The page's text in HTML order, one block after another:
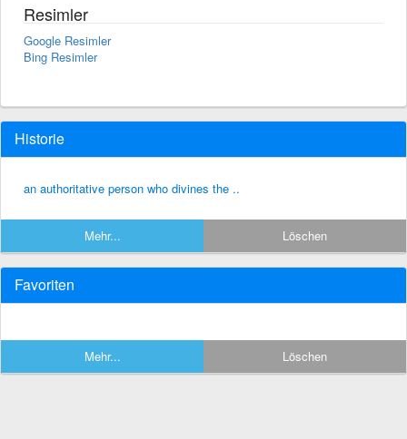
Resimler
Google Resimler
Bing Resimler
Historie
an authoritative person who divines the ..
Mehr... Löschen
Favoriten
Mehr... Löschen